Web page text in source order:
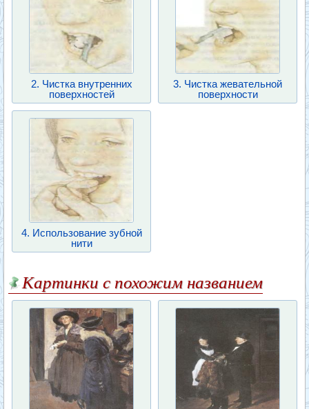
2. Чистка внутренних
поверхностей
3. Чистка жевательной
поверхности
4. Использование зубной
нити
Картинки с похожим названием